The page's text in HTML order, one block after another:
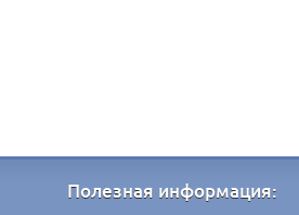
Полезная информация: